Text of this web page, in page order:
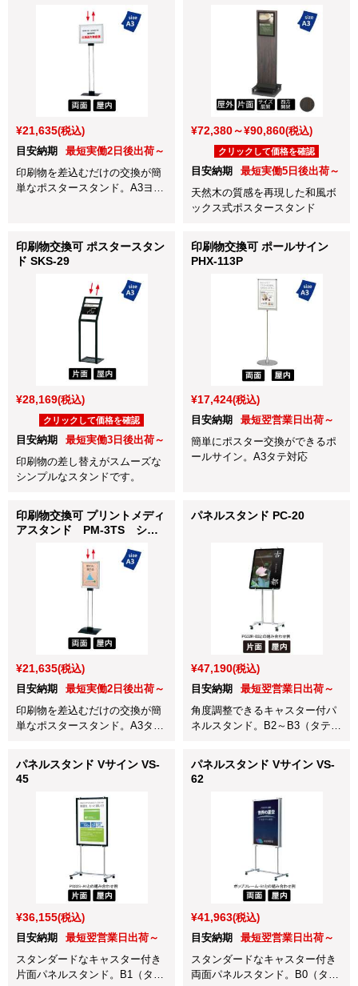
¥21,635(税込)
目安納期
最短実働2日後出荷～
印刷物を差込むだけの交換が簡
単なポスタースタンド。A3ヨコ
¥72,380～¥90,860(税込)
クリックして価格を確認
目安納期
最短実働5日後出荷～
天然木の質感を再現した和風ボ
ックス式ポスタースタンド
印刷物交換可 ポスタースタン
ド SKS-29
¥28,169(税込)
クリックして価格を確認
目安納期
最短実働3日後出荷～
印刷物の差し替えがスムーズな
シンプルなスタンドです。
印刷物交換可 ポールサイン
PHX-113P
¥17,424(税込)
目安納期
最短翌営業日出荷～
簡単にポスター交換ができるポ
ールサイン。A3タテ対応
印刷物交換可 プリントメディ
アスタンド PM-3TS シル
¥21,635(税込)
目安納期
最短実働2日後出荷～
印刷物を差込むだけの交換が簡
単なポスタースタンド。A3タテ
パネルスタンド PC-20
¥47,190(税込)
目安納期
最短翌営業日出荷～
角度調整できるキャスター付パ
ネルスタンド。B2～B3（タテ）
パネルスタンド Vサイン VS-
45
¥36,155(税込)
目安納期
最短翌営業日出荷～
スタンダードなキャスター付き
片面パネルスタンド。B1（タ
パネルスタンド Vサイン VS-
62
¥41,963(税込)
目安納期
最短翌営業日出荷～
スタンダードなキャスター付き
両面パネルスタンド。B0（タ